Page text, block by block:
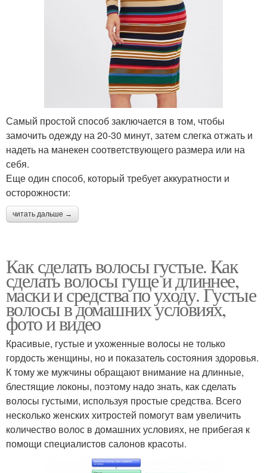
Самый простой способ заключается в том, чтобы
замочить одежду на 20-30 минут, затем слегка отжать и
надеть на манекен соответствующего размера или на
себя.
Еще один способ, который требует аккуратности и
осторожности:
читать дальше →
Как сделать волосы густые. Как
сделать волосы гуще и длиннее,
маски и средства по уходу. Густые
волосы в домашних условиях,
фото и видео
Красивые, густые и ухоженные волосы не только
гордость женщины, но и показатель состояния здоровья.
К тому же мужчины обращают внимание на длинные,
блестящие локоны, поэтому надо знать, как сделать
волосы густыми, используя простые средства. Всего
несколько женских хитростей помогут вам увеличить
количество волос в домашних условиях, не прибегая к
помощи специалистов салонов красоты.